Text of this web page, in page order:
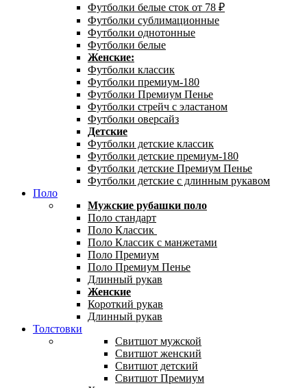
Футболки белые сток от 78 ₽
Футболки сублимационные
Футболки однотонные
Футболки белые
Женские:
Футболки классик
Футболки премиум-180
Футболки Премиум Пенье
Футболки стрейч с эластаном
Футболки оверсайз
Детские
Футболки детские классик
Футболки детские премиум-180
Футболки детские Премиум Пенье
Футболки детские с длинным рукавом
Поло
Мужские рубашки поло
Поло стандарт
Поло Классик
Поло Классик с манжетами
Поло Премиум
Поло Премиум Пенье
Длинный рукав
Женские
Короткий рукав
Длинный рукав
Толстовки
Свитшот мужской
Свитшот женский
Свитшот детский
Свитшот Премиум